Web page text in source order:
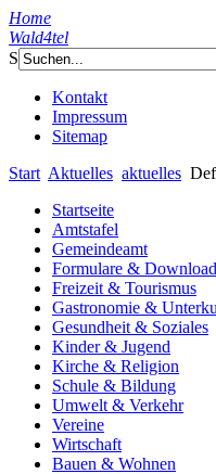
Home
Wald4tel
S
Kontakt
Impressum
Sitemap
Start Aktuelles aktuelles
Startseite
Amtstafel
Gemeindeamt
Formulare &
Freizeit & Tourismus
Gastronomie &
Gesundheit & Soziales
Kinder & Jugend
Kirche & Religion
Schule & Bildung
Umwelt & Verkehr
Vereine
Wirtschaft
Bauen & Wohnen